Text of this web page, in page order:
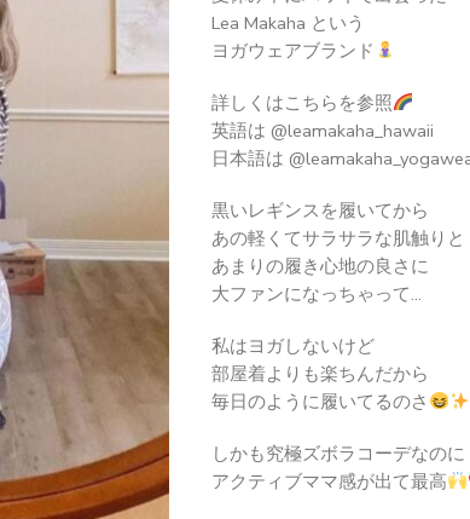
Lea Makaha という
ヨガウェアブランド
詳しくはこちらを参照
英語は @leamakaha_hawaii
日本語は
黒いレギンスを履いてから
あの軽くてサラサラな肌触りと
あまりの履き心地の良さに
大ファンになっちゃって…
私はヨガしないけど
部屋着よりも楽ちんだから
毎日のように履いてるのさ
しかも究極ズボラコーデなのに
アクティブママ感が出て最高